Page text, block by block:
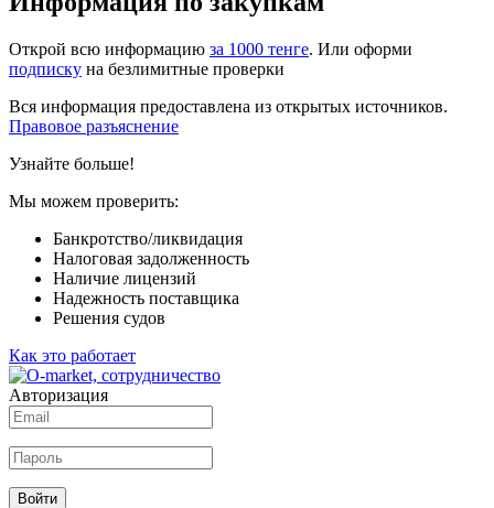
Открой всю информацию за 1000 тенге. Или оформи
подписку на безлимитные проверки
Вся информация предоставлена из открытых источников.
Правовое разъяснение
Узнайте больше!
Мы можем проверить:
Банкротство/ликвидация
Налоговая задолженность
Наличие лицензий
Надежность поставщика
Решения судов
Как это работает
Авторизация
Войти